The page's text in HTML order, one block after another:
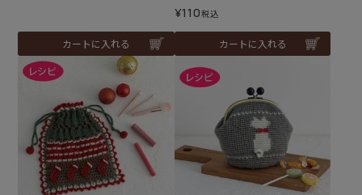
カートに入れる
¥110税込
カートに入れる